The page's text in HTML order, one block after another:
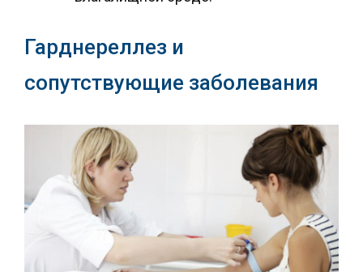
Гарднереллез и
сопутствующие заболевания